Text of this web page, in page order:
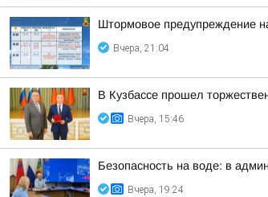
Штормовое предупреждение
Вчера, 21:04
В Кузбассе прошел
Вчера, 15:46
Безопасность на воде: в
Вчера, 19:24